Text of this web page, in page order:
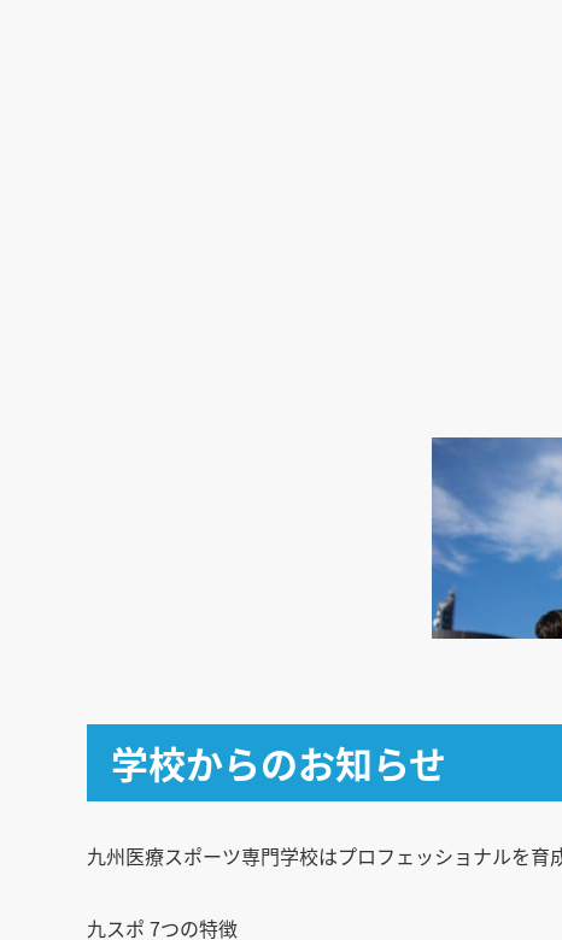
学校からのお知らせ
九州医療スポーツ専門学校はプロフェッショナルを育
九スポ 7つの特徴